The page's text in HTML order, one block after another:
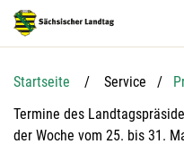
Hauptnavigation
Hauptinhalt
Service
Startseite Service
Aktuelle Seite:
Termine des
der Woche vom 25. bis 31.